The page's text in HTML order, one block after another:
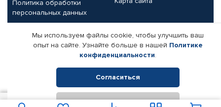
Политика обработки
персональных данных
Партнерам
Корпоративным клиентам
Поставщикам
Реквизиты компании
© КАМАЗ ЦЕНТР ДОНЕЦК, 2015-2026. Все права защищены.
Мы используем файлы cookie, чтобы улучшить ваш
опыт на сайте. Узнайте больше в нашей Политике
конфиденциальности.
Согласиться
Отклонить